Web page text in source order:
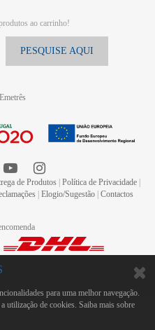
ao carrinho!
PESQUISE AQUI
de Produtos| Política de Privacidade|
Elogio/Sugestão Contactos
para uma melhor navegação.
utilização de cookies. Saiba mais sobre